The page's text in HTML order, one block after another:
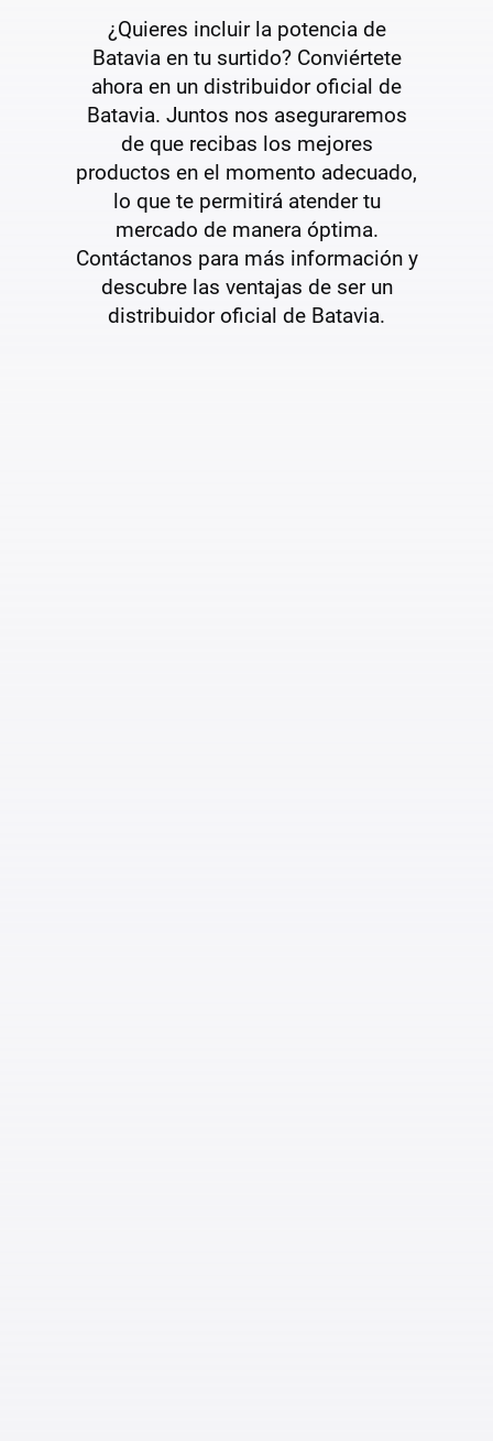
¿Quieres incluir la potencia de
Batavia en tu surtido? Conviértete
ahora en un distribuidor oficial de
Batavia. Juntos nos aseguraremos
de que recibas los mejores
productos en el momento adecuado,
lo que te permitirá atender tu
mercado de manera óptima.
Contáctanos para más información y
descubre las ventajas de ser un
distribuidor oficial de Batavia.